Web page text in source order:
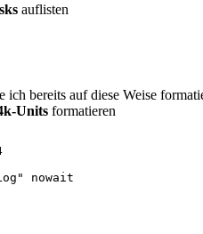
auflisten
ich bereits auf diese Weise
Units formatieren
nowait